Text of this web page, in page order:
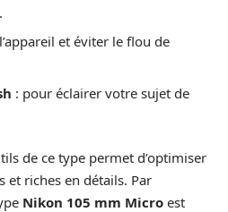
et éviter le flou de
: pour éclairer votre sujet de
de ce type permet d’optimiser
et riches en détails. Par
Nikon 105 mm Micro est